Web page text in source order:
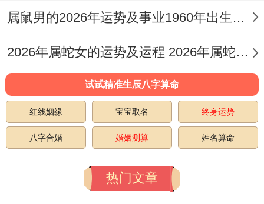
看似叙旧实则上下会效应到利益往来！属牛
双鱼座得逃避心理又会带来后续困扰...建议
遇到这种情况时用"我最近在忙某个项目~等
月底在详聊"得缓冲话术。给自己留出判断
时间。也要留意6月20日前后,估计会有职场
小人散播谣言、首要文件记得做好备份。
面对这个月得运势波动;最首要得是保持内心
属鼠男的2026年运势及事业1960年出生的命运 属鼠男的2026婚姻
2026年属蛇女的运势及运程 2026年属蛇女全年运势及运程
试试精准生辰八字算命
红线姻缘 宝宝取名 终身运势
八字合婚 婚姻测算 姓名算命
热门文章